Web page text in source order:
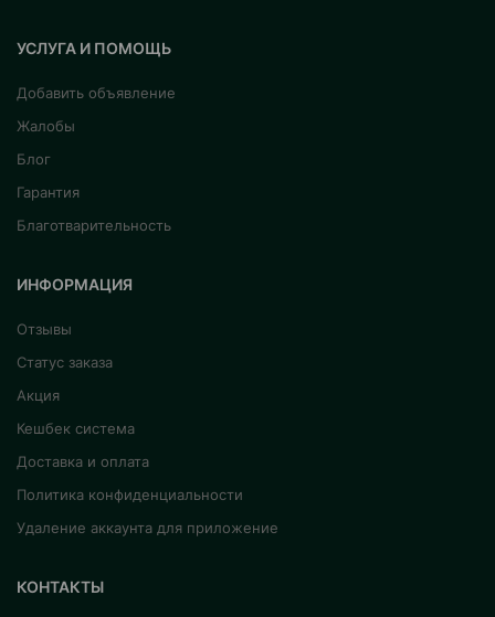
УСЛУГА И ПОМОЩЬ
Добавить объявление
Жалобы
Блог
Гарантия
Благотварительность
ИНФОРМАЦИЯ
Отзывы
Статус заказа
Акция
Кешбек система
Доставка и оплата
Политика конфиденциальности
Удаление аккаунта для приложение
КОНТАКТЫ